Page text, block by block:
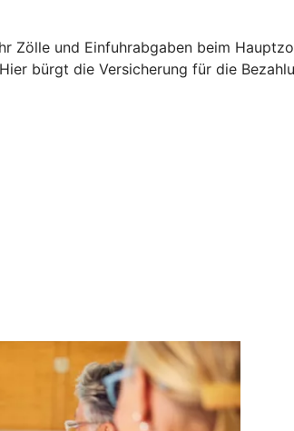
Zölle und Einfuhrabgaben beim
bürgt die Versicherung für die